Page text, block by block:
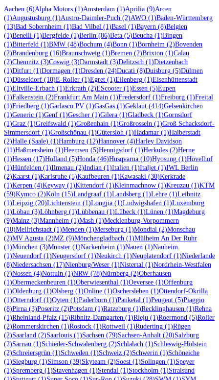
Aachen (6)Alpha Motors (1)Amsterdam (1)Aprilia (9)Arcen
(1)Augustusburg (1)Austro-Daimler-Puch (2)AWO (1)Baden-Württemberg
(13)Bad Sobernheim (1)Bad Vilbel (1)Basel (1)Bayern (8)Belgien
(1)Benelli (1)Bergfelde (1)Berlin (86)Beta (5)Beucha (1)Bingen
(1)Bitterfeld (1)BMW (48)Bochum (4)Bonn (1)Bornheim (2)Bovenden
(2)Brandenburg (16)Braunschweig (1)Bremen (2)Brixton (1)Calau
(2)Chemnitz (3)Coswig (3)Darmstadt (3)Delitzsch (1)Dietzenbach
(1)Ditfurt (1)Dormagen (1)Dresden (24)Ducati (8)Duisburg (5)Dülmen
(1)Düsseldorf (10)E-Roller (1)Egret (1)Eilenberg (1)Eisenhüttenstadt
(1)Eltville-Erbach (1)Erkrath (2)EScooter (1)Essen (5)Eupen
(1)Falkenstein (2)Frankfurt Am Main (1)Fredersdorf (1)Freiburg (1)Freital
(1)Friedberg (1)Garlasco PV (1)GasGas (1)Geklaut (414)Gelsenkirchen
(1)Generic (1)Genf (1)Gescher (1)Gilera (1)Gladbeck (1)Gornsdorf
(1)Graz (1)Greifswald (1)Großenhain (1)Großrosseln (1)Groß Schacksdorf-
Simmersdorf (1)Großschönau (1)Gütersloh (1)Hadamar (1)Halberstadt
(2)Halle (Saale) (1)Hamburg (12)Hannover (4)Harley Davidson
(11)Haßmersheim (1)Heemsen (5)Hennigsdorf (1)Herkules (2)Herne
(1)Hessen (17)Holland (5)Honda (46)Husqvarna (10)Hyosung (1)Hövelhof
(1)Hünfelden (1)Ilmenau (2)Indian (1)Italien (1)Italjet (1)IWL Berlin
(2)Kaarst (1)Karlsruhe (5)Kaufbeuren (1)Kawasaki (30)Kerkrade
(1)Kerpen (4)Keyway (1)Kittendorf (1)Kleinmachnow (1)Kreuzau (1)KTM
(59)Kymco (2)Köln (15)Landgraaf (1)Landsberg (1)Lehre (1)Leibnitz
(1)Leipzig (20)Lichtenstein (1)Longjia (1)Ludwigshafen (1)Luxemburg
(1)Löbau (3)Löhnberg (1)Lübbenau (1)Lübeck (1)Lünen (1)Magdeburg
(9)Mainz (3)Mannheim (1)Mash (1)Mecklenburg-Vorpommern
(10)Mellrichstadt (1)Menden (1)Merseburg (1)Mondial (2)Monschau
(2)MV Agusta (2)MZ (9)Mönchengladbach (1)Mülheim An Der Ruhr
(1)München (3)Münster (1)Nackenheim (1)Nauen (1)Nauheim
(1)Neuendorf (1)Neugersdorf (1)Neukirch (1)Neuplatendorf (1)Niederlande
(8)Niedersachsen (17)Nienburg/Weser (1)Nistertal (1)Nordrhein-Westfalen
(7)Nossen (4)Nottuln (1)NRW (78)Nürnberg (2)Oberhausen
(1)Obermeckenbeuren (1)Oberwiesenthal (1)Oeversee (1)Offenburg
(1)Oldenburg (1)Olsberg (1)Online (1)Oschersleben (1)Ottendorf-Okrilla
(1)Otterndorf (1)Oyten (1)Paderborn (1)Panketal (1)Peugeot (5)Piaggio
(8)Pirna (3)Poseritz (2)Potsdam (1)Ratzeburg (1)Recklinghausen (1)Rehna
(1)Rheinland-Pfalz (15)Ribnitz-Damgarten (1)Rieju (1)Roermond (5)Roller
(2)Rommerskirchen (1)Rostock (1)Rottweil (1)Ruderting (1)Rügen
(2)Saarland (2)Saarlouis (1)Sachsen (79)Sachsen-Anhalt (20)Salzburg
(2)Sarnau (1)Schieder-Schwalenberg (2)Schlalach (1)Schleswig-Holstein
(2)Schreiersgrün (1)Schweden (1)Schweiz (2)Schwerin (1)Schöneiche
(1)Siegburg (1)Simson (39)Skyteam (2)Soest (1)Solingen (1)Speyer
(1)Spremberg (1)Stavenhagen (1)Stendal (1)Stockholm (1)Stralsund